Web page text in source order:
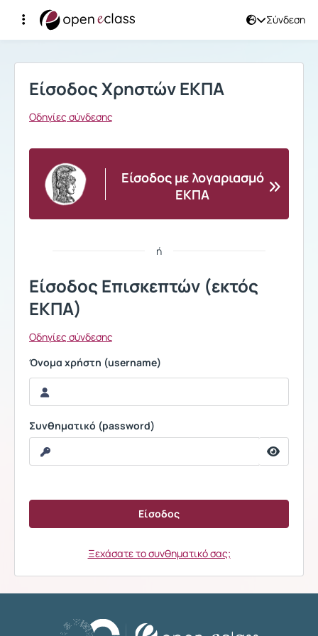
Σύνδεση
Σύνδεση
Είσοδος Χρηστών ΕΚΠΑ
Οδηγίες σύνδεσης
Είσοδος με λογαριασμό
ΕΚΠΑ
ή
Είσοδος Επισκεπτών (εκτός
ΕΚΠΑ)
Οδηγίες σύνδεσης
Όνομα χρήστη (username)
Συνθηματικό (password)
Ξεχάσατε το συνθηματικό σας;